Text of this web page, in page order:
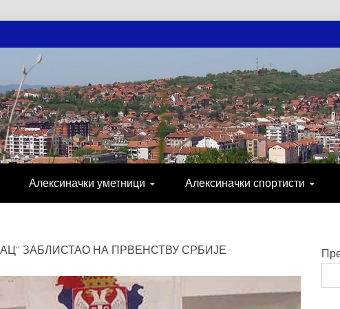
НОВОСТИ
СПОРТ, ПОСЛОВНИ ИМЕНИК,
Алексиначки уметници Алексиначки спортисти
ЗАБЛИСТАО НА ПРВЕНСТВУ СРБИЈЕ